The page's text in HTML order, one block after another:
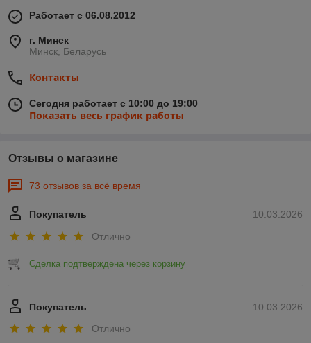
Работает с 06.08.2012
г. Минск
Минск, Беларусь
Контакты
Сегодня работает с 10:00 до 19:00
Показать весь график работы
Отзывы о магазине
73 отзывов за всё время
10.03.2026
Покупатель
Отлично
Сделка подтверждена через корзину
10.03.2026
Покупатель
Отлично